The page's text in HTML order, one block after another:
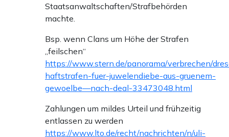
Staatsanwaltschaften/Strafbehörden
machte.
Bsp. wenn Clans um Höhe der Strafen
„feilschen“
https://www.stern.de/panorama/verbrechen/
haftstrafen-fuer-juwelendiebe-aus-gruenem-
gewoelbe—nach-deal-33473048.html
Zahlungen um mildes Urteil und frühzeitig
entlassen zu werden
https://www.lto.de/recht/nachrichten/n/uli-